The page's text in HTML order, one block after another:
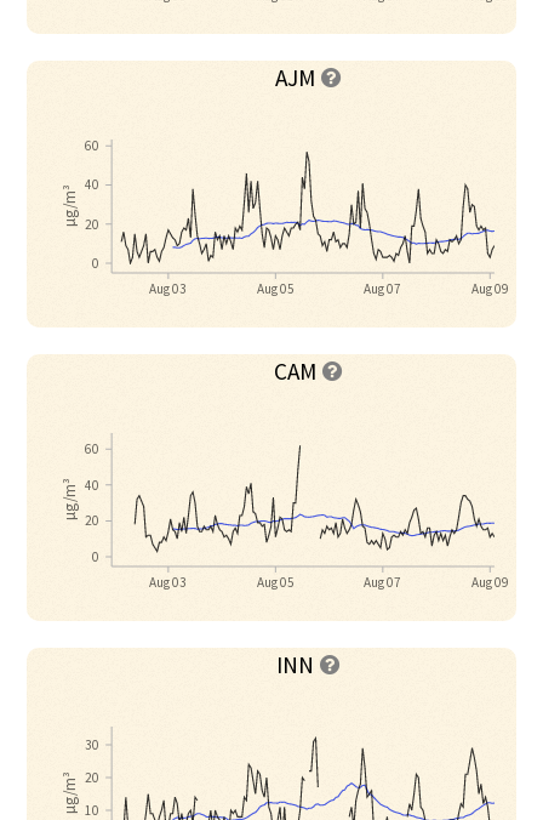
AJM 
Aug 03 Aug 05 Aug 07 Aug 09
µg/m³
0
20
40
60
CAM 
Aug 03 Aug 05 Aug 07 Aug 09
µg/m³
0
20
40
60
INN 
µg/m³ 10
20
30